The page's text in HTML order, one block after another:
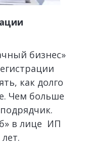
бизнес»
как долго
Чем больше
в лице  ИП